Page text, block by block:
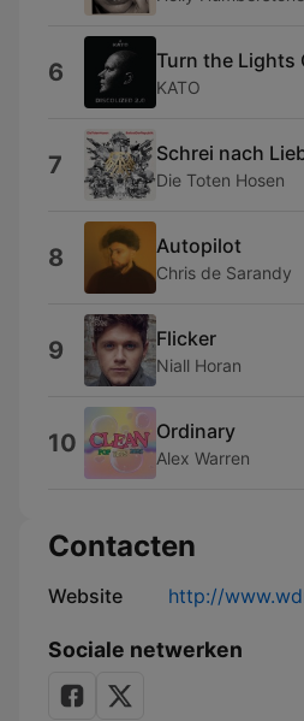
6 Turn the Lights
KATO
7 Schrei nach
Die Toten Hosen
8 Autopilot
Chris de Sarandy
9 Flicker
Niall Horan
10 Ordinary
Alex Warren
Contacten
Website http://
Sociale netwerken